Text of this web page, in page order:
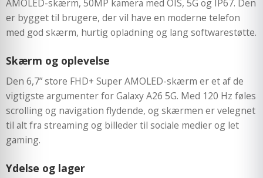
AMOLED-skærm, 50MP kamera med OIS, 5G og IP67. Den
er bygget til brugere, der vil have en moderne telefon
med god skærm, hurtig opladning og lang softwarestøtte.
Skærm og oplevelse
Den 6,7” store FHD+ Super AMOLED-skærm er et af de
vigtigste argumenter for Galaxy A26 5G. Med 120 Hz føles
scrolling og navigation flydende, og skærmen er velegnet
til alt fra streaming og billeder til sociale medier og let
gaming.
Ydelse og lager